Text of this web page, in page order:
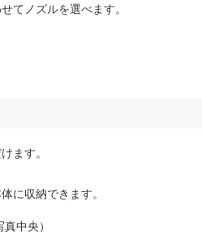
てノズルを選べます。
ます。
に収納できます。
中央）